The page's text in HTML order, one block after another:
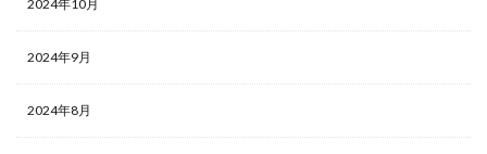
2024年10月
2024年9月
2024年8月